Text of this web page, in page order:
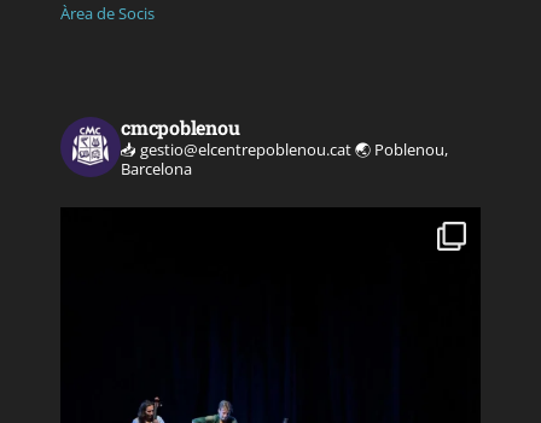
Àrea de Socis
cmcpoblenou
📥 gestio@elcentrepoblenou.cat🌏 Poblenou,
Barcelona